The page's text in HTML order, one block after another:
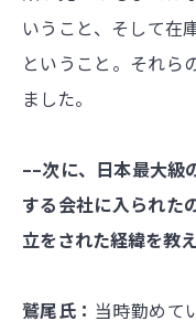
いうこと、そして在
ということ。それら
ました。
––次に、日本最大級
する会社に入られた
立をされた経緯を教
鷲尾氏： 当時勤めて